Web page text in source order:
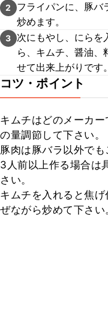
2
フライパンに、豚バ
炒めます。
3
次にもやし、にらを
ら、キムチ、醤油、
せて出来上がりです。
コツ・ポイント
キムチはどのメーカ
の量調節して下さい。
豚肉は豚バラ以外でも
3人前以上作る場合は
さい。
キムチを入れると焦
ぜながら炒めて下さい